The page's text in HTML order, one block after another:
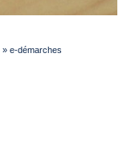
» e-démarches